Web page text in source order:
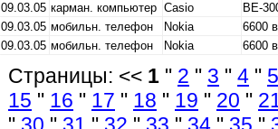
09.03.05 карман. компьютер Casio
BE-
09.03.05 мобильн. телефон Nokia
6600
09.03.05 мобильн. телефон Nokia 6600
Страницы: << 1 " 2 " 3 " 4 " 5
15 " 16 " 17 " 18 " 19 " 20 "